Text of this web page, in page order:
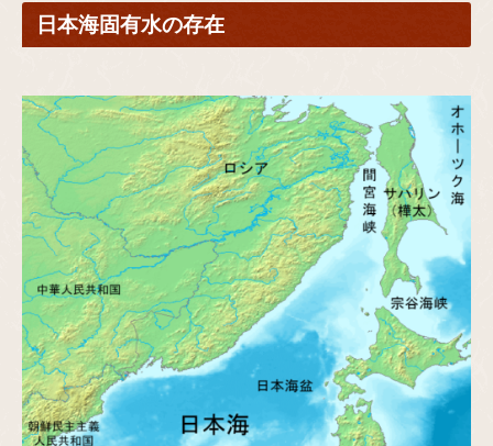
日本海固有水の存在